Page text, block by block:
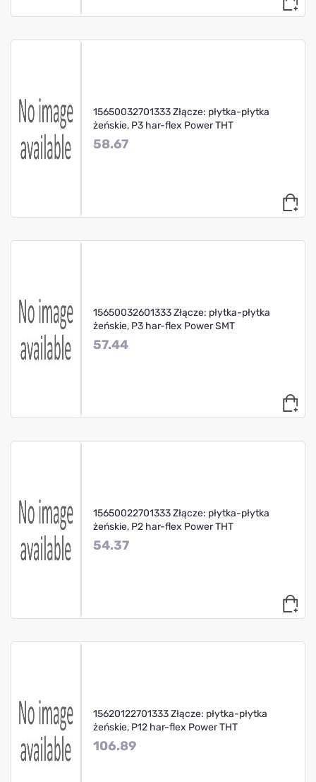
15650032701333 Złącze: płytka-płytka
żeńskie, P3 har-flex Power THT
58.67
15650032601333 Złącze: płytka-płytka
żeńskie, P3 har-flex Power SMT
57.44
15650022701333 Złącze: płytka-płytka
żeńskie, P2 har-flex Power THT
54.37
15620122701333 Złącze: płytka-płytka
żeńskie, P12 har-flex Power THT
106.89